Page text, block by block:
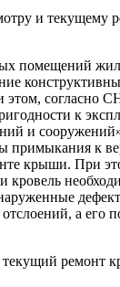
и
помещений
этом,
к
и
примыкания к
крыши. При
а его
ремонт